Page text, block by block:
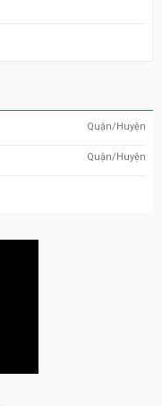
Quận/Huyện
Quận/Huyện